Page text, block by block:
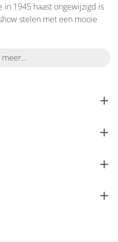
1945 haast ongewijzigd is
stelen met een mooie
meer...